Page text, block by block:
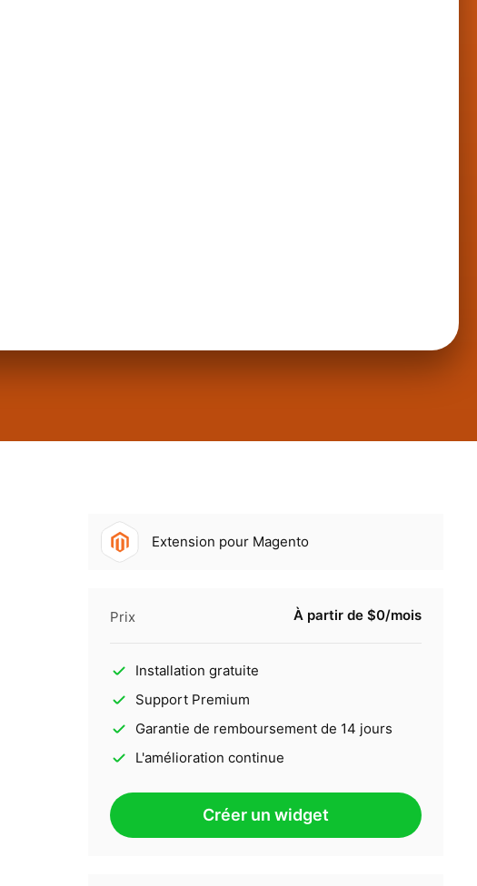
Extension pour Magento
Prix À partir de $0/mois
Installation gratuite
Support Premium
Garantie de remboursement de 14 jours
L'amélioration continue
Créer un widget